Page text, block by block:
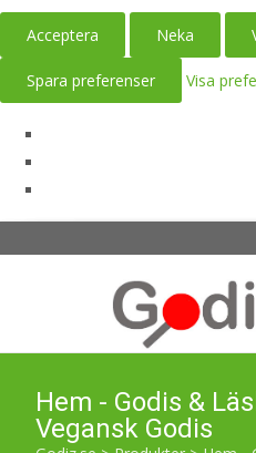
Acceptera Neka
Spara preferenser Visa
Hem - Godis &
Vegansk Godis